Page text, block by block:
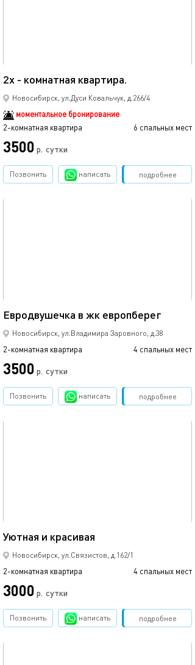
2х - комнатная квартира.
Новосибирск, ул.Дуси Ковальчук, д.266/4
моментальное бронирование
2-комнатная квартира
6 спальных мест
3500 р. сутки
подробнее
Позвонить написать Забронировать
Евродвушечка в жк европберег
Новосибирск, ул.Владимира Заровного, д.38
2-комнатная квартира 4 спальных мест
3500 р. сутки
подробнее
Позвонить написать Забронировать
Уютная и красивая
Новосибирск, ул.Связистов, д.162/1
2-комнатная квартира 4 спальных мест
3000 р. сутки
подробнее
Позвонить написать Забронировать